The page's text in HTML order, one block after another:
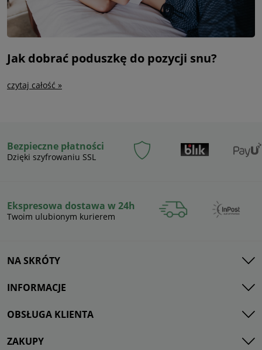
Jak dobrać poduszkę do pozycji snu?
czytaj całość »
Bezpieczne płatności
Dzięki szyfrowaniu SSL
Ekspresowa dostawa w 24h
Twoim ulubionym kurierem
NA SKRÓTY
INFORMACJE
OBSŁUGA KLIENTA
ZAKUPY